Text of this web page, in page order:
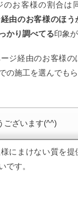
のお客様の割合は
由のお客様のほう
かり調べてる印象
ジ経由のお客様の
の施工を選んでもら
ございます(^^)
にまけない質を提
です。